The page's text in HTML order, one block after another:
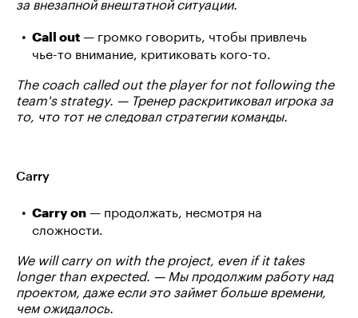
Call out — громко говорить, чтобы привлечь
чье-то внимание, критиковать кого-то.
The coach called out the player for not following the
team's strategy. — Тренер раскритиковал игрока за
то, что тот не следовал стратегии команды.
Carry
Carry on — продолжать, несмотря на
сложности.
We will carry on with the project, even if it takes
longer than expected. — Мы продолжим работу над
проектом, даже если это займет больше времени,
чем ожидалось.